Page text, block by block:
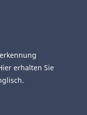
erhalten Sie